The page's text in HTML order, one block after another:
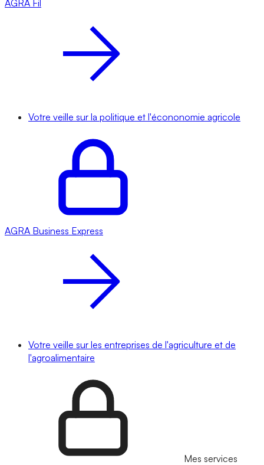
AGRA Fil
Votre veille sur la politique et l'écononomie agricole
AGRA Business Express
Votre veille sur les entreprises de l'agriculture et de
l'agroalimentaire
Mes services